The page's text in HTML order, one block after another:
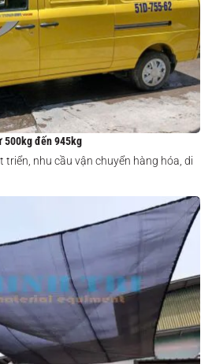
500kg đến 945kg
triển, nhu cầu vận chuyển hàng hóa, di